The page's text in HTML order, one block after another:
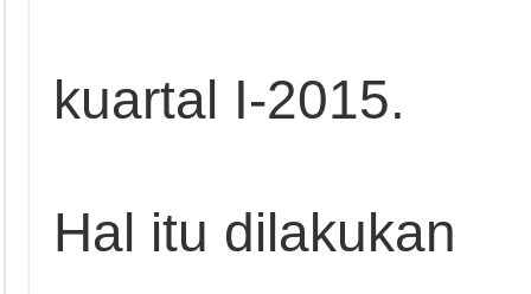
kuartal I-2015.
Hal itu dilakukan